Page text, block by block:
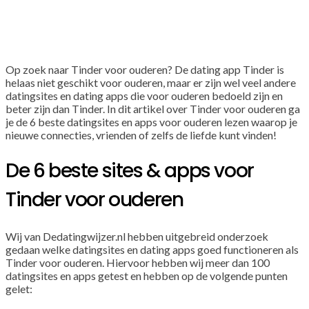
Op zoek naar Tinder voor ouderen? De dating app Tinder is
helaas niet geschikt voor ouderen, maar er zijn wel veel andere
datingsites en dating apps die voor ouderen bedoeld zijn en
beter zijn dan Tinder. In dit artikel over Tinder voor ouderen ga
je de 6 beste datingsites en apps voor ouderen lezen waarop je
nieuwe connecties, vrienden of zelfs de liefde kunt vinden!
De 6 beste sites & apps voor
Tinder voor ouderen
Wij van Dedatingwijzer.nl hebben uitgebreid onderzoek
gedaan welke datingsites en dating apps goed functioneren als
Tinder voor ouderen. Hiervoor hebben wij meer dan 100
datingsites en apps getest en hebben op de volgende punten
gelet: